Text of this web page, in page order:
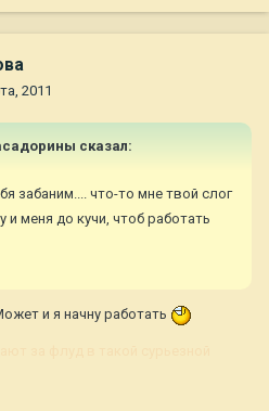
2011
сказал:
забаним.... что-то мне твой слог
и меня до кучи, чтоб работать
и я начну работать